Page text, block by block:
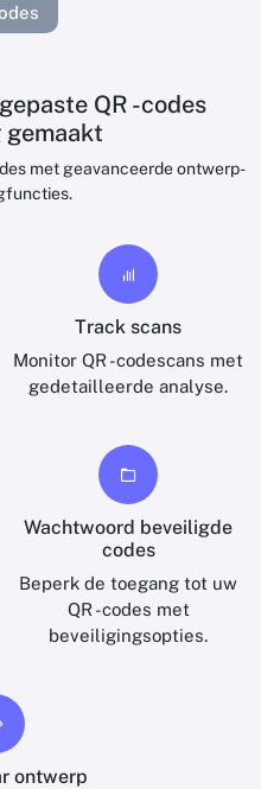
QR -codes
gemaakt
met geavanceerde ontwerp-
Track scans
Monitor QR -codescans met
gedetailleerde analyse.
Wachtwoord beveiligde
codes
Beperk de toegang tot uw
QR -codes met
beveiligingsopties.
ontwerp